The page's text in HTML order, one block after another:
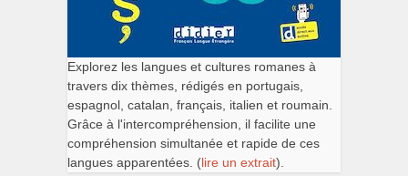
Explorez les langues et cultures romanes à
travers dix thèmes, rédigés en portugais,
espagnol, catalan, français, italien et roumain.
Grâce à l'intercompréhension, il facilite une
compréhension simultanée et rapide de ces
langues apparentées. (lire un extrait).